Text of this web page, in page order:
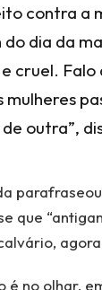
contra a
do dia da
cruel.
mulheres
outra”,
que
é no olhar,